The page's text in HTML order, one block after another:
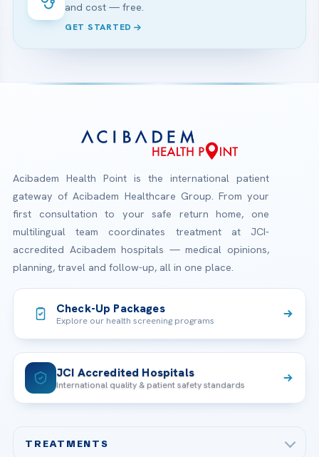
and cost — free.
GET STARTED
Acibadem Health Point is the international patient
gateway of Acibadem Healthcare Group. From your
first consultation to your safe return home, one
multilingual team coordinates treatment at JCI-
accredited Acibadem hospitals — medical opinions,
planning, travel and follow-up, all in one place.
Check-Up Packages
Explore our health screening programs
JCI Accredited Hospitals
International quality & patient safety standards
TREATMENTS